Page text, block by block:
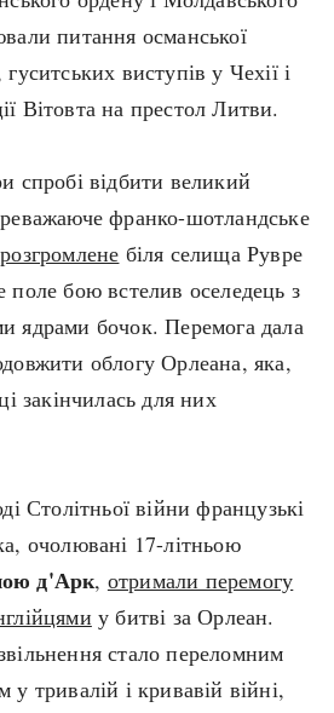
питання османської
виступів у Чехії і
Вітовта на престол Литви.
спробі відбити великий
франко-шотландське
біля селища Рувре
бою встелив оселедець з
ядрами бочок. Перемога дала
облогу Орлеана, яка,
закінчилась для них
Столітньої війни французькі
очолювані 17-літньою
д'Арк, отримали перемогу
у битві за Орлеан.
стало переломним
у тривалій і кривавій війні,